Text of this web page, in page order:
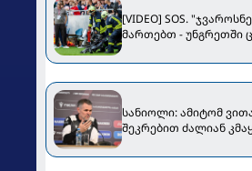
[VIDEO] SOS.
მართებთ - უნგრეთში
სანიოლი: ამიტომ
შეკრებით ძალიან